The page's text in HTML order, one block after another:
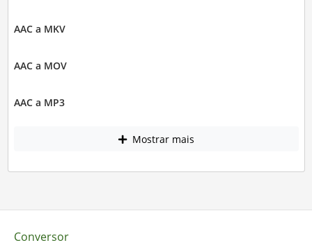
AAC a MKV
AAC a MOV
AAC a MP3
Mostrar mais
Conversor